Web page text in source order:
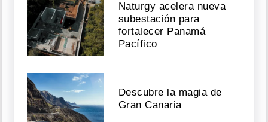
Naturgy acelera nueva
subestación para
fortalecer Panamá
Pacífico
Descubre la magia de
Gran Canaria